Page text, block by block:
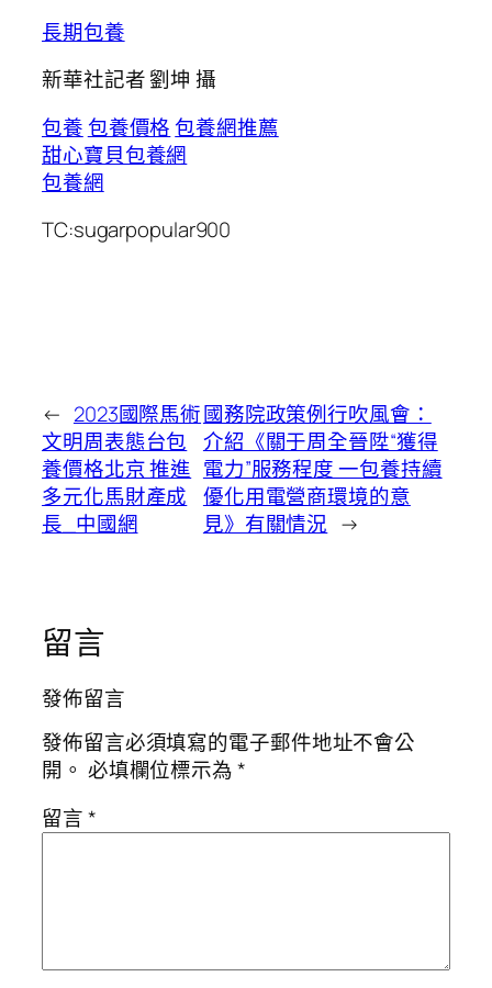
長期包養
新華社記者 劉坤 攝
包養包養價格 包養網推薦
甜心寶貝包養網
包養網
TC:sugarpopular900
← 2023國際馬術
文明周表態台包
養價格北京 推進
多元化馬財產成
長_中國網
國務院政策例行吹風會：
介紹《關于周全晉陞“獲得
電力”服務程度 一包養持續
優化用電營商環境的意
見》有關情況 →
留言
發佈留言
發佈留言必須填寫的電子郵件地址不會公
開。 必填欄位標示為*
留言*